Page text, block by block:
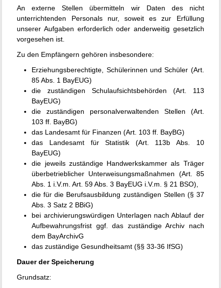
An externe Stellen übermitteln wir Daten des nicht
unterrichtenden Personals nur, soweit es zur Erfüllung
unserer Aufgaben erforderlich oder anderweitig gesetzlich
vorgesehen ist.
Zu den Empfängern gehören insbesondere:
Erziehungsberechtigte, Schülerinnen und Schüler (Art.
85 Abs. 1 BayEUG)
die zuständigen Schulaufsichtsbehörden (Art. 113
BayEUG)
die zuständigen personalverwaltenden Stellen (Art.
103 ff. BayBG)
das Landesamt für Finanzen (Art. 103 ff. BayBG)
das Landesamt für Statistik (Art. 113b Abs. 10
BayEUG)
die jeweils zuständige Handwerkskammer als Träger
überbetrieblicher Unterweisungsmaßnahmen (Art. 85
Abs. 1 i.V.m. Art. 59 Abs. 3 BayEUG i.V.m. § 21 BSO),
die für die Berufsausbildung zuständigen Stellen (§ 37
Abs. 3 Satz 2 BBiG)
bei archivierungswürdigen Unterlagen nach Ablauf der
Aufbewahrungsfrist ggf. das zuständige Archiv nach
dem BayArchivG
das zuständige Gesundheitsamt (§§ 33-36 IfSG)
Dauer der Speicherung
Grundsatz: